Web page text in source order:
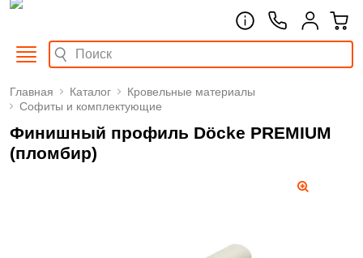
Главная Каталог
Кровельные материалы
Софиты и комплектующие
Финишный профиль Döcke PREMIUM
(пломбир)